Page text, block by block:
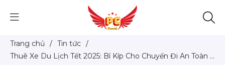
Trang chủ / Tin tức /
Thuê Xe Du Lịch Tết 2025: Bí Kíp Cho Chuyến Đi An Toàn &